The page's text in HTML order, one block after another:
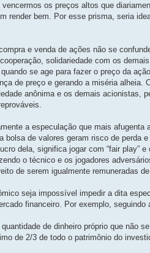
os preços altos que
render bem. Por esse prisma, seria
e venda de ações não se
solidariedade com os
se age para fazer o preço da
de preço e gerando a miséria alheia.
anônima e os demais acionistas,
a especulação que mais
de valores geram risco de perda
dela, significa jogar com “fair play”
o técnico e os jogadores
de serem igualmente remuneradas
seja impossível impedir a dita
financeiro. Por exemplo,
de dinheiro próprio que não
de 2/3 de todo o patrimônio do